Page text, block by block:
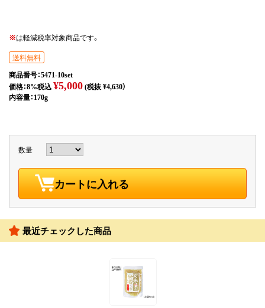
※は軽減税率対象商品です。
送料無料
商品番号：5471-10set
価格：8%税込¥5,000(税抜 ¥4,630）
内容量：170g
数量
カートに入れる
最近チェックした商品